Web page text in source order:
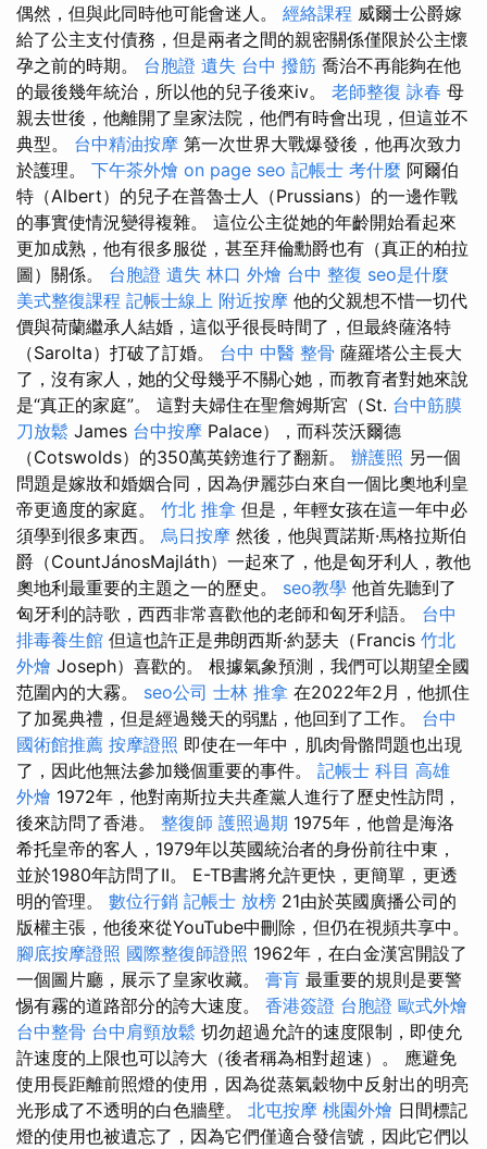
偶然，但與此同時他可能會迷人。 經絡課程 威爾士公爵嫁
給了公主支付債務，但是兩者之間的親密關係僅限於公主懷
孕之前的時期。 台胞證 遺失 台中 撥筋 喬治不再能夠在他
的最後幾年統治，所以他的兒子後來iv。 老師整復 詠春 母
親去世後，他離開了皇家法院，他們有時會出現，但這並不
典型。 台中精油按摩 第一次世界大戰爆發後，他再次致力
於護理。 下午茶外燴 on page seo 記帳士 考什麼 阿爾伯
特（Albert）的兒子在普魯士人（Prussians）的一邊作戰
的事實使情況變得複雜。 這位公主從她的年齡開始看起來
更加成熟，他有很多服從，甚至拜倫勳爵也有（真正的柏拉
圖）關係。 台胞證 遺失 林口 外燴 台中 整復 seo是什麼
美式整復課程 記帳士線上 附近按摩 他的父親想不惜一切代
價與荷蘭繼承人結婚，這似乎很長時間了，但最終薩洛特
（Sarolta）打破了訂婚。 台中 中醫 整骨 薩羅塔公主長大
了，沒有家人，她的父母幾乎不關心她，而教育者對她來說
是“真正的家庭”。 這對夫婦住在聖詹姆斯宮（St. 台中筋膜
刀放鬆 James 台中按摩 Palace），而科茨沃爾德
（Cotswolds）的350萬英鎊進行了翻新。 辦護照 另一個
問題是嫁妝和婚姻合同，因為伊麗莎白來自一個比奧地利皇
帝更適度的家庭。 竹北 推拿 但是，年輕女孩在這一年中必
須學到很多東西。 烏日按摩 然後，他與賈諾斯·馬格拉斯伯
爵（CountJánosMajláth）一起來了，他是匈牙利人，教他
奧地利最重要的主題之一的歷史。 seo教學 他首先聽到了
匈牙利的詩歌，西西非常喜歡他的老師和匈牙利語。 台中
排毒養生館 但這也許正是弗朗西斯·約瑟夫（Francis 竹北
外燴 Joseph）喜歡的。 根據氣象預測，我們可以期望全國
范圍內的大霧。 seo公司 士林 推拿 在2022年2月，他抓住
了加冕典禮，但是經過幾天的弱點，他回到了工作。 台中
國術館推薦 按摩證照 即使在一年中，肌肉骨骼問題也出現
了，因此他無法參加幾個重要的事件。 記帳士 科目 高雄
外燴 1972年，他對南斯拉夫共產黨人進行了歷史性訪問，
後來訪問了香港。 整復師 護照過期 1975年，他曾是海洛
希托皇帝的客人，1979年以英國統治者的身份前往中東，
並於1980年訪問了II。 E-TB書將允許更快，更簡單，更透
明的管理。 數位行銷 記帳士 放榜 21由於英國廣播公司的
版權主張，他後來從YouTube中刪除，但仍在視頻共享中。
腳底按摩證照 國際整復師證照 1962年，在白金漢宮開設了
一個圖片廳，展示了皇家收藏。 膏肓 最重要的規則是要警
惕有霧的道路部分的誇大速度。 香港簽證 台胞證 歐式外燴
台中整骨 台中肩頸放鬆 切勿超過允許的速度限制，即使允
許速度的上限也可以誇大（後者稱為相對超速）。 應避免
使用長距離前照燈的使用，因為從蒸氣穀物中反射出的明亮
光形成了不透明的白色牆壁。 北屯按摩 桃園外燴 日間標記
燈的使用也被遺忘了，因為它們僅適合發信號，因此它們以